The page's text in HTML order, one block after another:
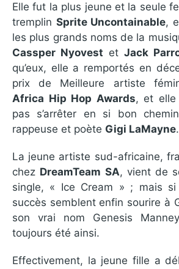
Elle fut la plus jeune et la seule
tremplin Sprite Uncontainable,
les plus grands noms de la
Cassper Nyovest et Jack
qu’eux, elle a remportés en
prix de Meilleure artiste
Africa Hip Hop Awards, et elle
pas s’arrêter en si bon
rappeuse et poète Gigi LaMayne.
La jeune artiste sud-africaine,
chez DreamTeam SA, vient de
single, « Ice Cream » ; mais
succès semblent enfin sourire à
son vrai nom Genesis
toujours été ainsi.
Effectivement, la jeune fille a